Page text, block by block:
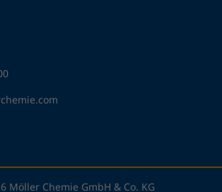
Möller Chemie GmbH & Co. KG